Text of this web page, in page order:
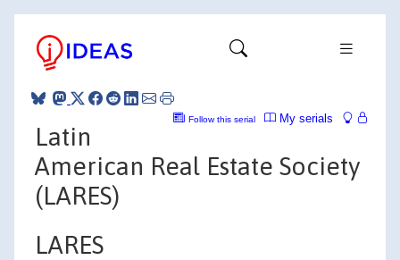
My serials
Follow this serial
Latin
American Real Estate Society
(LARES)
LARES